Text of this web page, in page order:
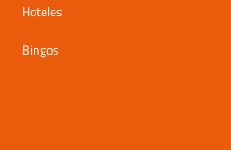
Hoteles
Bingos